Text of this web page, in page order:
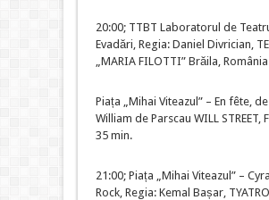
20:00; TTBT Laboratorul de
Evadări, Regia: Daniel Divrician,
„MARIA FILOTTI” Brăila, România
Piața „Mihai Viteazul” – En fête, de
William de Parscau WILL STREET,
35 min.
21:00; Piața „Mihai Viteazul” –
Rock, Regia: Kemal Bașar,